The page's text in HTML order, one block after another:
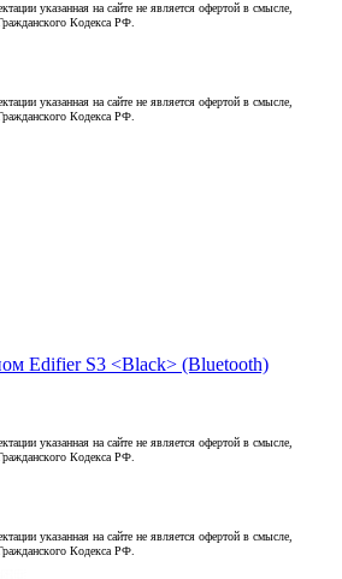
указанная на сайте не является офертой в смысле,
Кодекса РФ.
указанная на сайте не является офертой в смысле,
Кодекса РФ.
Edifier S3 <Black> (Bluetooth)
указанная на сайте не является офертой в смысле,
Кодекса РФ.
указанная на сайте не является офертой в смысле,
Кодекса РФ.